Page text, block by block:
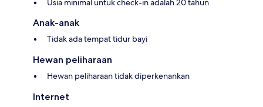
Usia minimal untuk check-in adalah 20 tahun
Anak-anak
Tidak ada tempat tidur bayi
Hewan peliharaan
Hewan peliharaan tidak diperkenankan
Internet